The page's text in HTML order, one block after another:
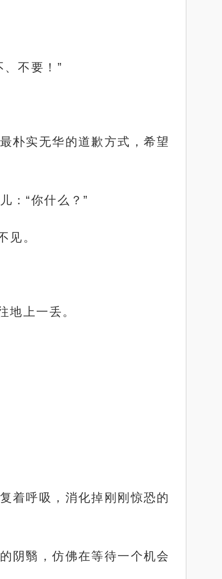
不要！”
朴实无华的道歉方式，希望
：“你什么？”
见。
地上一丢。
着呼吸，消化掉刚刚惊恐的
阴翳，仿佛在等待一个机会